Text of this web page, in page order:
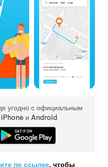
угодно с официальным
и Android
по ссылке, чтобы